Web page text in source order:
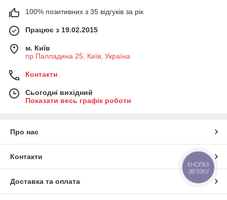
100% позитивних з 35 відгуків за рік
Працює з 19.02.2015
м. Київ
пр.Палладина 25, Київ, Україна
Контакти
Сьогодні вихідний
Показати весь графік роботи
Про нас
Контакти
Доставка та оплата
КНОПКА
ЗВ'ЯЗКУ